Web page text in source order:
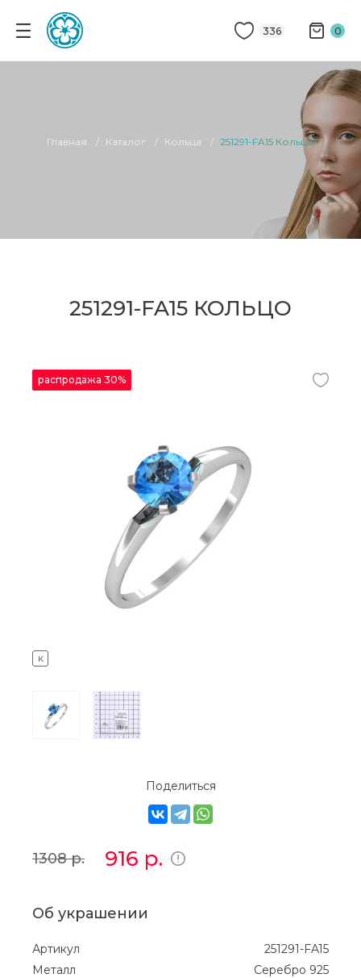
336 0
Главная Каталог Кольца 251291-FA15 Кольцо
251291-FA15 КОЛЬЦО
распродажа 30%
K
Поделиться
1308р. 916 р.
Об украшении
Артикул
251291-FA15
Металл
Серебро 925